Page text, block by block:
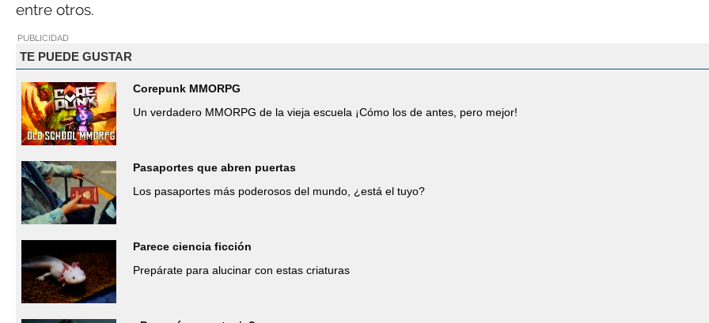
entre otros.
PUBLICIDAD
TE PUEDE GUSTAR
Corepunk MMORPG
Un verdadero MMORPG de la vieja escuela ¡Cómo los de antes, pero mejor!
Pasaportes que abren puertas
Los pasaportes más poderosos del mundo, ¿está el tuyo?
Parece ciencia ficción
Prepárate para alucinar con estas criaturas